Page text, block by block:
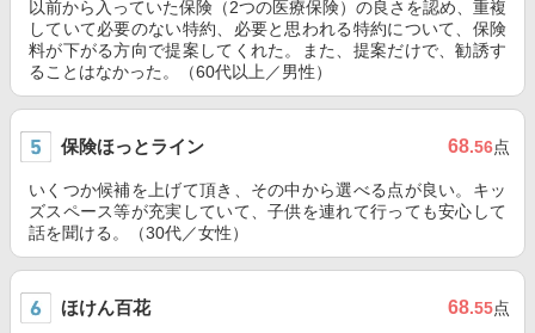
以前から入っていた保険（2つの医療保険）の良さを認め、重複
していて必要のない特約、必要と思われる特約について、保険
料が下がる方向で提案してくれた。また、提案だけで、勧誘す
ることはなかった。（60代以上／男性）
保険ほっとライン 68.56点
いくつか候補を上げて頂き、その中から選べる点が良い。キッ
ズスペース等が充実していて、子供を連れて行っても安心して
話を聞ける。（30代／女性）
ほけん百花 68.55点